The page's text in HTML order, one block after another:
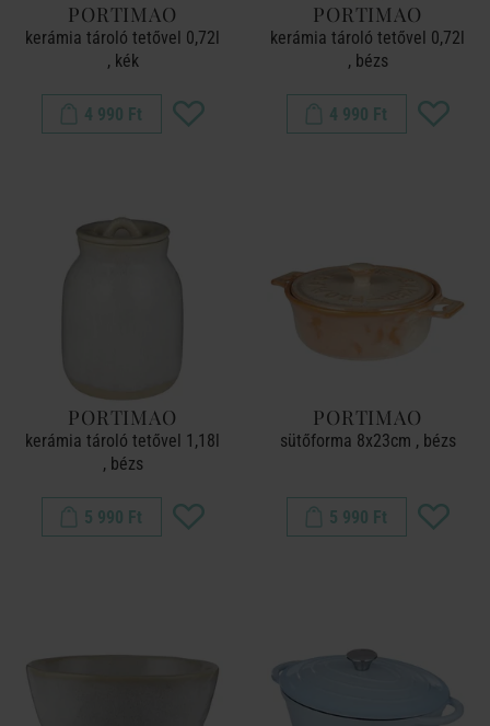
PORTIMAO
kerámia tároló tetővel 0,72l
, kék
4 990 Ft
PORTIMAO
kerámia tároló tetővel 0,72l
, bézs
4 990 Ft
PORTIMAO
kerámia tároló tetővel 1,18l
, bézs
5 990 Ft
PORTIMAO
sütőforma 8x23cm , bézs
5 990 Ft